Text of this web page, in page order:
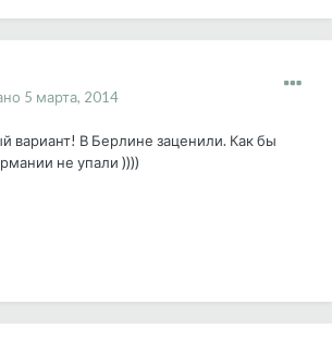
5 марта, 2014
вариант! В Берлине заценили. Как бы
не упали ))))